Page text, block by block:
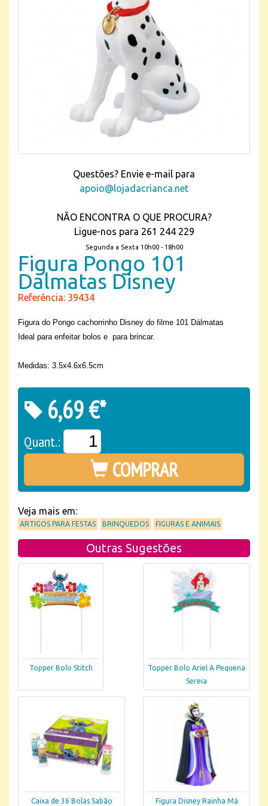
Questões? Envie e-mail para
apoio@lojadacrianca.net
NÃO ENCONTRA O QUE PROCURA?
Ligue-nos para 261 244 229
Segunda a Sexta 10h00 - 18h00
Figura Pongo 101
Dalmatas Disney
Referência: 39434
Figura do Pongo cachorrinho Disney do filme 101 Dálmatas
Ideal para enfeitar bolos e para brincar.
Medidas: 3.5x4.6x6.5cm
6,69 €*
Quant.:
COMPRAR
Veja mais em:
ARTIGOS PARA FESTAS BRINQUEDOS FIGURAS E ANIMAIS
Outras Sugestões
Topper Bolo Stitch
Topper Bolo Ariel A Pequena
Sereia
Caixa de 36 Bolas Sabão Figura Disney Rainha Má